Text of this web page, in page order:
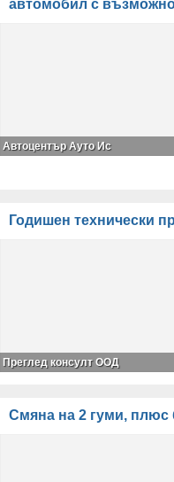
автомобил с
Автоцентър Ауто Ис
Годишен технически
Преглед консулт ООД
Смяна на 2 гуми, плюс